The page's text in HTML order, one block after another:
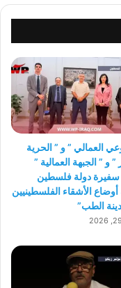
العمالي ” و ” الحرية
” و ” الجبهة العمالية ”
سفيرة دولة فلسطين
أوضاع الأشقاء الفلسطينيين
الطب”